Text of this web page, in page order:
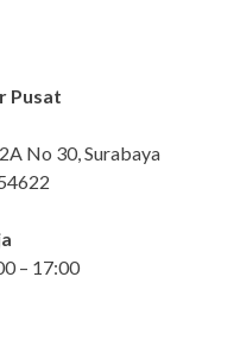
Pusat
No 30, Surabaya
– 17:00